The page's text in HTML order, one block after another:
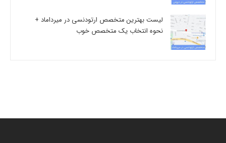
لیست بهترین متخصص ارتودنسی در میرداماد +
نحوه انتخاب یک متخصص خوب